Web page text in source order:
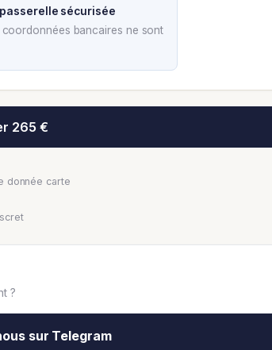
passerelle sécurisée
bancaires ne sont
265 €
donnée carte
?
sur Telegram